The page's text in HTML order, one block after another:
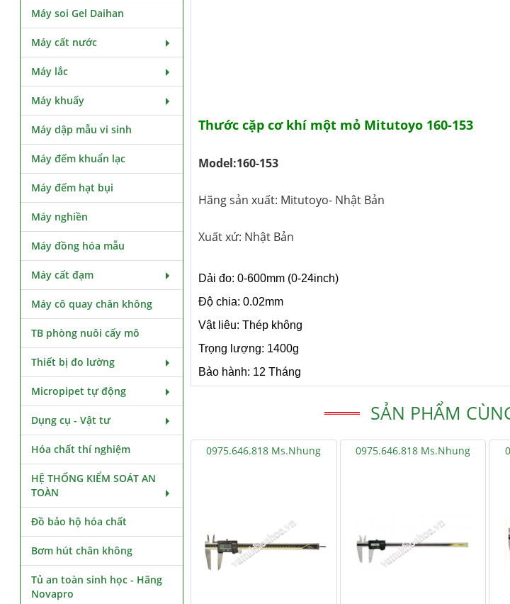
Thước cặp cơ khí một mỏ Mitutoyo 160-153
Model:160-153
Hãng sản xuất: Mitutoyo- Nhật Bản
Xuất xứ: Nhật Bản
Dải đo: 0-600mm (0-24inch)
Độ chia: 0.02mm
Vật liêu: Thép không
Trọng lượng: 1400g
Bảo hành: 12 Tháng
SẢN PHẨM
0975.646.818 Ms.Nhung 0975.646.818 Ms.Nhung
Máy soi Gel Daihan
Máy cất nước
Máy lắc
Máy khuấy
Máy dập mẫu vi sinh
Máy đếm khuẩn lạc
Máy đếm hạt bụi
Máy nghiền
Máy đồng hóa mẫu
Máy cất đạm
Máy cô quay chân không
TB phòng nuôi cấy mô
Thiết bị đo lường
Micropipet tự động
Dụng cụ - Vật tư
Hóa chất thí nghiệm
HỆ THỐNG KIỂM SOÁT AN
TOÀN
Đồ bảo hộ hóa chất
Bơm hút chân không
Tủ an toàn sinh học - Hãng
Novapro